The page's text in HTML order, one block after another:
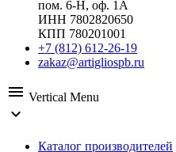
пом. 6-Н, оф. 1А
ИНН 7802820650
КПП 780201001
+7 (812) 612-26-19
zakaz@artigliospb.ru
menu Vertical Menu
expand_more
Каталог производителей